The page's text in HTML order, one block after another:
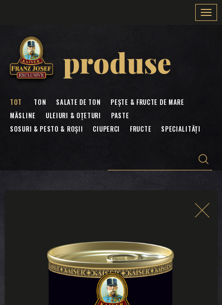
produse
TOT TON SALATE DE TON
PEȘTE & FRUCTE DE MARE
MĂSLINE
ULEIURI & OȚETURI
PASTE
SOSURI & PESTO & ROȘII
CIUPERCI FRUCTE SPECIALITĂȚI